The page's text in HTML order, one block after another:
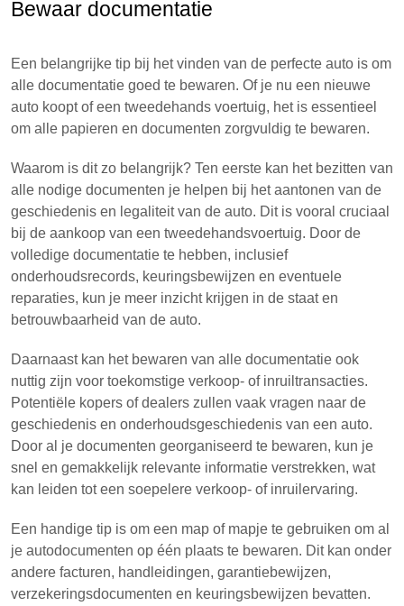
Bewaar documentatie
Een belangrijke tip bij het vinden van de perfecte auto is om
alle documentatie goed te bewaren. Of je nu een nieuwe
auto koopt of een tweedehands voertuig, het is essentieel
om alle papieren en documenten zorgvuldig te bewaren.
Waarom is dit zo belangrijk? Ten eerste kan het bezitten van
alle nodige documenten je helpen bij het aantonen van de
geschiedenis en legaliteit van de auto. Dit is vooral cruciaal
bij de aankoop van een tweedehandsvoertuig. Door de
volledige documentatie te hebben, inclusief
onderhoudsrecords, keuringsbewijzen en eventuele
reparaties, kun je meer inzicht krijgen in de staat en
betrouwbaarheid van de auto.
Daarnaast kan het bewaren van alle documentatie ook
nuttig zijn voor toekomstige verkoop- of inruiltransacties.
Potentiële kopers of dealers zullen vaak vragen naar de
geschiedenis en onderhoudsgeschiedenis van een auto.
Door al je documenten georganiseerd te bewaren, kun je
snel en gemakkelijk relevante informatie verstrekken, wat
kan leiden tot een soepelere verkoop- of inruilervaring.
Een handige tip is om een map of mapje te gebruiken om al
je autodocumenten op één plaats te bewaren. Dit kan onder
andere facturen, handleidingen, garantiebewijzen,
verzekeringsdocumenten en keuringsbewijzen bevatten.